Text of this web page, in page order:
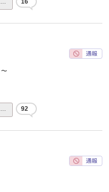
… 16
… 92